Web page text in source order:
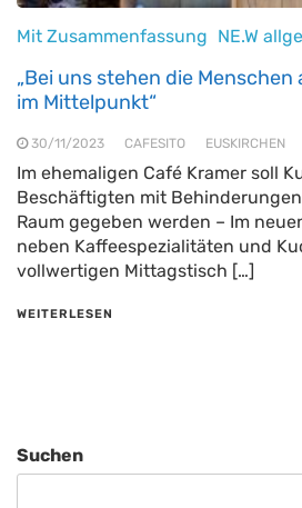
Mit Zusammenfassung NE.W
„Bei uns stehen die
im Mittelpunkt“
30/11/2023 CAFESITO EUSKIRCHEN
Im ehemaligen Café Kramer soll
Beschäftigten mit
Raum gegeben werden – Im
neben Kaffeespezialitäten und
vollwertigen Mittagstisch […]
WEITERLESEN
Suchen